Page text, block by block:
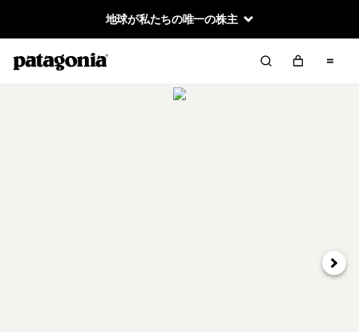
地球が私たちの唯一の株主
次へ